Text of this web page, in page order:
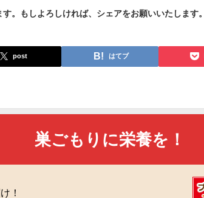
。もしよろしければ、シェアをお願いいたします。
post はてブ
巣ごもりに栄養を！
！